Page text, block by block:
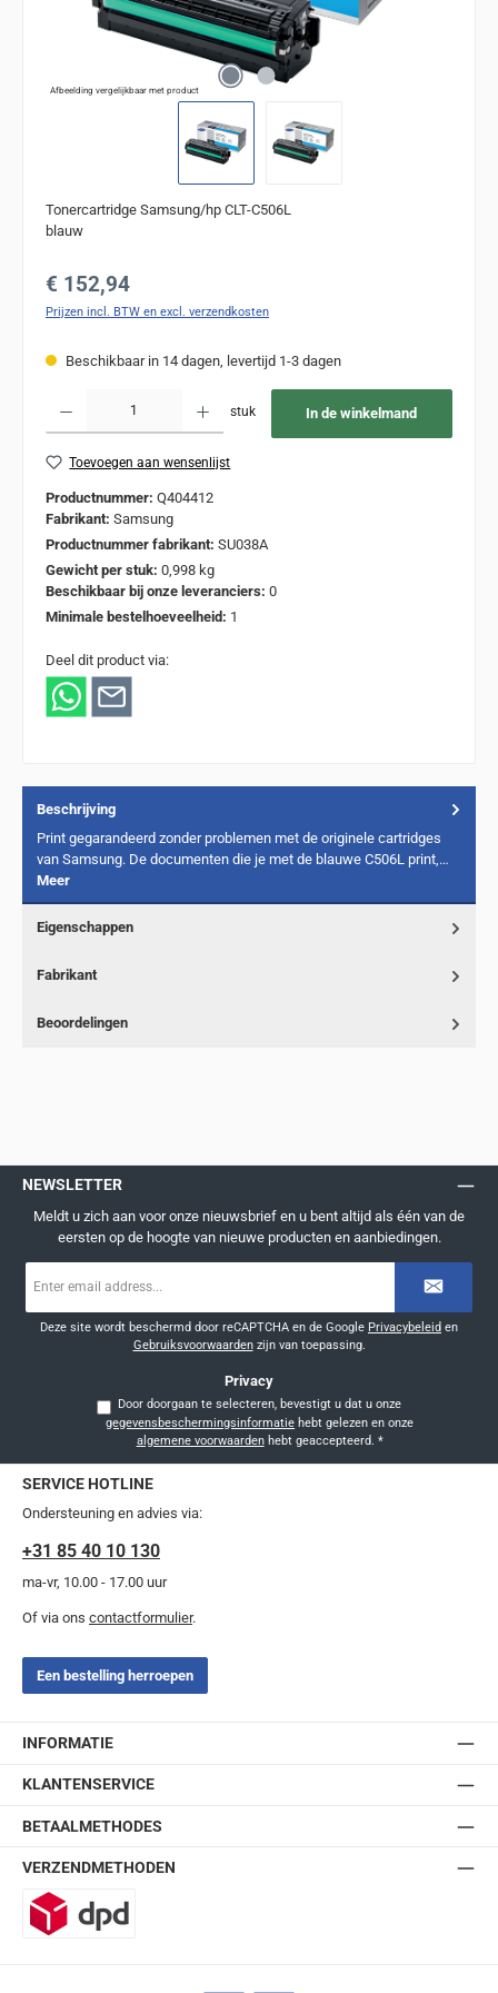
Afbeelding vergelijkbaar met product
Tonercartridge Samsung/hp CLT-C506L
blauw
Normale prijs:
€ 152,94
Prijzen incl. BTW en excl. verzendkosten
Beschikbaar in 14 dagen, levertijd 1-3 dagen
stuk In de winkelmand
Toevoegen aan wensenlijst
Productnummer: Q404412
Fabrikant: Samsung
Productnummer fabrikant: SU038A
Gewicht per stuk: 0,998 kg
Beschikbaar bij onze leveranciers: 0
Minimale bestelhoeveelheid: 1
Deel dit product via:
Beschrijving
Print gegarandeerd zonder problemen met de originele cartridges
van Samsung. De documenten die je met de blauwe C506L print,…
Meer
Eigenschappen
Fabrikant
Beoordelingen
NEWSLETTER
Meldt u zich aan voor onze nieuwsbrief en u bent altijd als één van de
eersten op de hoogte van nieuwe producten en aanbiedingen.
mailadres
Deze site wordt beschermd door reCAPTCHA en de Google Privacybeleid en
Gebruiksvoorwaardenzijn van toepassing.
Privacy
Door doorgaan te selecteren, bevestigt u dat u onze
gegevensbeschermingsinformatie
algemene voorwaardenhebt geaccepteerd. *
SERVICE HOTLINE
Ondersteuning en advies via:
+31 85 40 10 130
ma-vr, 10.00 - 17.00 uur
Of via ons contactformulier.
Een bestelling herroepen
INFORMATIE
KLANTENSERVICE
BETAALMETHODES
VERZENDMETHODEN